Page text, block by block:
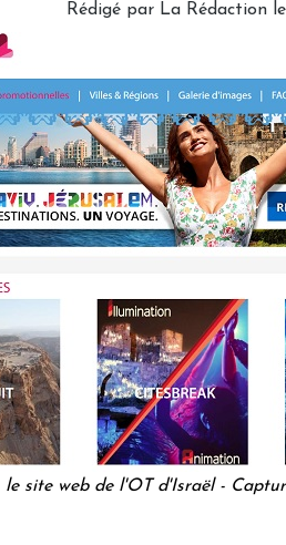
Rédigé par La Rédaction
le site web de l'OT d'Israël -